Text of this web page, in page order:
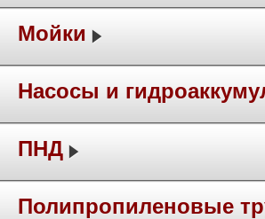
Мойки
Насосы и
ПНД
Полипропиленовые